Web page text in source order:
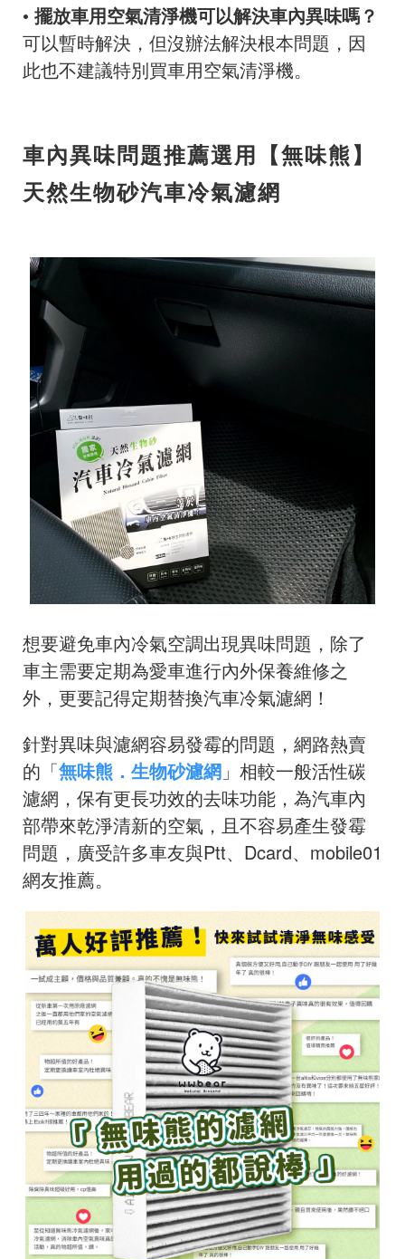
• 擺放車用空氣清淨機可以解決車內異味嗎？
可以暫時解決，但沒辦法解決根本問題，因
此也不建議特別買車用空氣清淨機。
車內異味問題推薦選用【無味熊】
天然生物砂汽車冷氣濾網
想要避免車內冷氣空調出現異味問題，除了
車主需要定期為愛車進行內外保養維修之
外，更要記得定期替換汽車冷氣濾網！
針對異味與濾網容易發霉的問題，網路熱賣
的「無味熊．生物砂濾網 」相較一般活性碳
濾網，保有更長功效的去味功能，為汽車內
部帶來乾淨清新的空氣，且不容易產生發霉
問題，廣受許多車友與Ptt、Dcard、mobile01
網友推薦。